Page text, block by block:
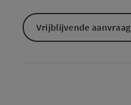
Vrijblijvende aanvraag